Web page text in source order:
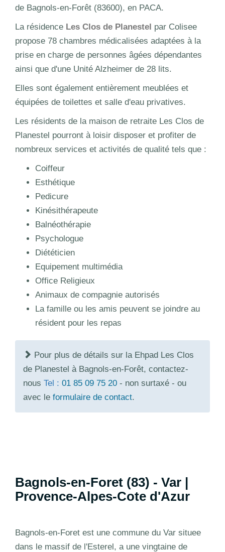
de Bagnols-en-Forêt (83600), en PACA.
La résidence Les Clos de Planestel par Colisee
propose 78 chambres médicalisées adaptées à la
prise en charge de personnes âgées dépendantes
ainsi que d'une Unité Alzheimer de 28 lits.
Elles sont également entièrement meublées et
équipées de toilettes et salle d'eau privatives.
Les résidents de la maison de retraite Les Clos de
Planestel pourront à loisir disposer et profiter de
nombreux services et activités de qualité tels que :
Coiffeur
Esthétique
Pedicure
Kinésithérapeute
Balnéothérapie
Psychologue
Diététicien
Equipement multimédia
Office Religieux
Animaux de compagnie autorisés
La famille ou les amis peuvent se joindre au
résident pour les repas
Pour plus de détails sur la Ehpad Les Clos
de Planestel à Bagnols-en-Forêt, contactez-
nous Tel : 01 85 09 75 20 - non surtaxé - ou
avec le formulaire de contact.
Bagnols-en-Foret (83) - Var |
Provence-Alpes-Cote d'Azur
Bagnols-en-Foret est une commune du Var situee
dans le massif de l'Esterel, a une vingtaine de